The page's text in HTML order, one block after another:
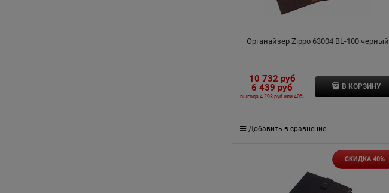
Органайзер Zippo 63004 BL-100 черный
10 732 руб
6 439 руб
выгода4 293 рубили40%
В КОРЗИНУ
Добавить в сравнение
СКИДКА 40%